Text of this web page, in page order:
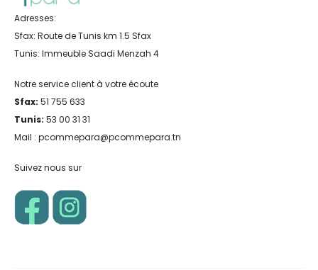
Adresses:
Sfax: Route de Tunis km 1.5 Sfax
Tunis: Immeuble Saadi Menzah 4
Notre service client à votre écoute
Sfax: 51 755 633
Tunis: 53 00 31 31
Mail : pcommepara@pcommepara.tn
Suivez nous sur